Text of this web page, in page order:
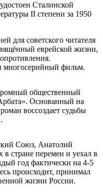
Сталинской
II степени за 1950
для советского читателя
еврейской жизни,
многосерийный фильм.
общественный
Основанный на
воссоздает судьбы
Союз, Анатолий
стране перемен и уехал в
год фактически на 4-5
происходит, принимал
жизни России.